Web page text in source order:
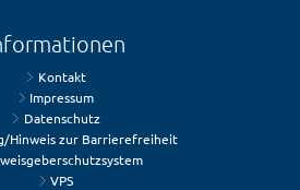
Kontakt
Impressum
Datenschutz
Hinweis zur Barrierefreiheit
VPS